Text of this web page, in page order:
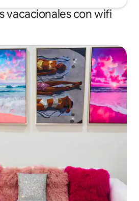
vacacionales con wifi